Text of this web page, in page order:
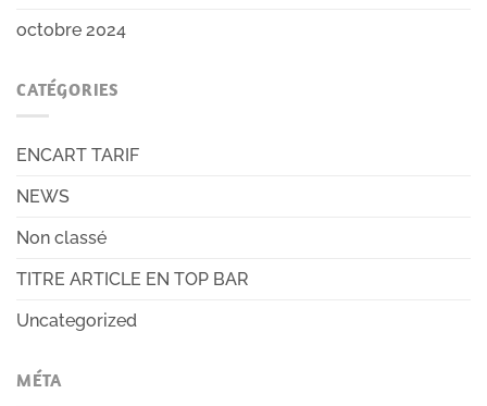
octobre 2024
CATÉGORIES
ENCART TARIF
NEWS
Non classé
TITRE ARTICLE EN TOP BAR
Uncategorized
MÉTA